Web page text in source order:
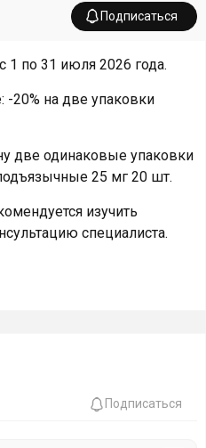
Подписаться
1 по 31 июля 2026 года.
20% на две упаковки
две одинаковые упаковки
25 мг 20 шт.
изучить
специалиста.
Подписаться